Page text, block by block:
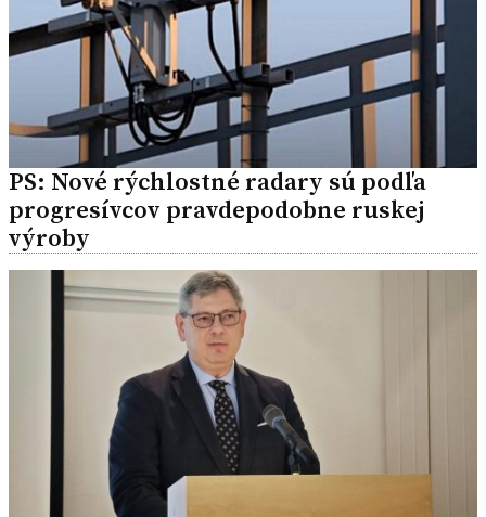
PS: Nové rýchlostné radary sú podľa
progresívcov pravdepodobne ruskej
výroby